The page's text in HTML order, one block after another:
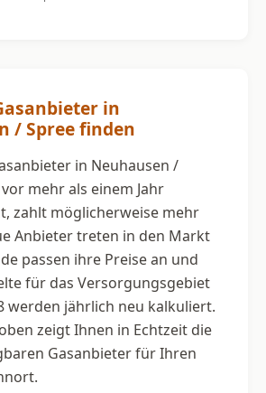
in
/ Spree finden
in Neuhausen /
mehr als einem Jahr
zahlt möglicherweise mehr
Anbieter treten in den Markt
passen ihre Preise an und
für das Versorgungsgebiet
werden jährlich neu kalkuliert.
zeigt Ihnen in Echtzeit die
Gasanbieter für Ihren